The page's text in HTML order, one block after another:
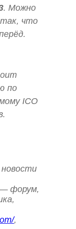
. Можно
что
по
ICO
форум,
,